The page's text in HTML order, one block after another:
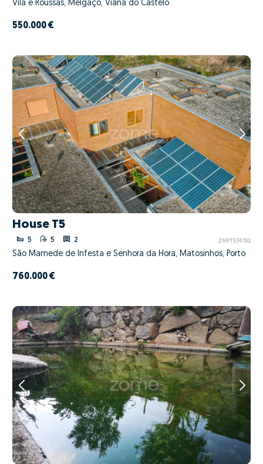
Vila e Roussas, Melgaço, Viana do Castelo
550.000 €
House T5
5 5 2 ZMPT574782
São Mamede de Infesta e Senhora da Hora, Matosinhos, Porto
760.000 €